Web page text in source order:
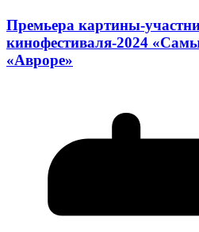
Премьера картины-
кинофестиваля-2024
«Авроре»